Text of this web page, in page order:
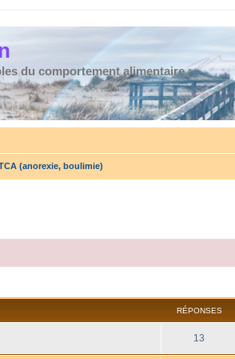
du comportement alimentaire :
(anorexie, boulimie)
RÉPONSES
13